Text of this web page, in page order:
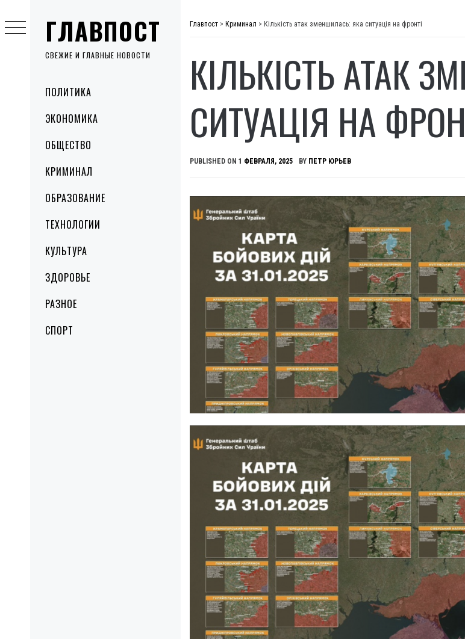
ГЛАВПОСТ
СВЕЖИЕ И ГЛАВНЫЕ НОВОСТИ
MenuПОЛИТИКА
ЭКОНОМИКА
ОБЩЕСТВО
КРИМИНАЛ
ОБРАЗОВАНИЕ
ТЕХНОЛОГИИ
КУЛЬТУРА
ЗДОРОВЬЕ
РАЗНОЕ
СПОРТ
to
content
Главпост > Криминал > Кількість атак зменшилась: яка ситуація на фронті
КІЛЬКІСТЬ АТАК
СИТУАЦІЯ НА
PUBLISHED ON 1 ФЕВРАЛЯ, 2025 BY ПЕТР ЮРЬЕВ